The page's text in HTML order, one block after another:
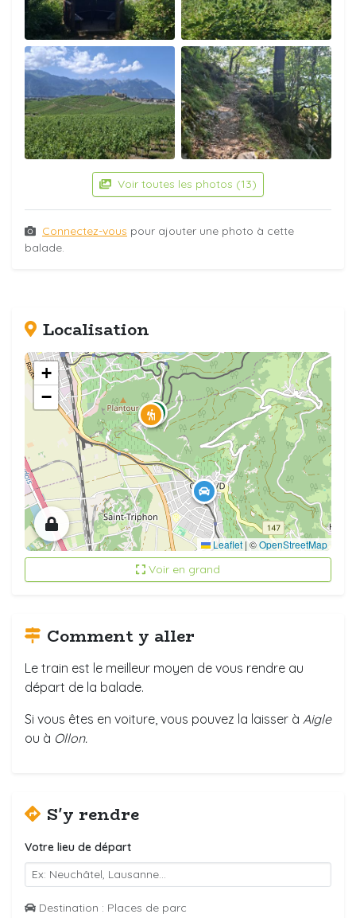
Voir toutes les photos (13)
Connectez-vous pour ajouter une photo à cette
balade.
Localisation
+
−
Leaflet | ©OpenStreetMap
Voir en grand
Comment y aller
Le train est le meilleur moyen de vous rendre au
départ de la balade.
Si vous êtes en voiture, vous pouvez la laisser à Aigle
ou à Ollon.
S'y rendre
Votre lieu de départ
Destination : Places de parc